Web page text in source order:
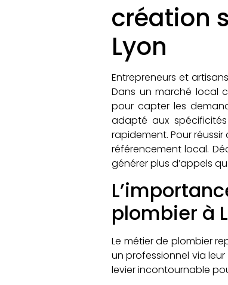
création
Lyon
Entrepreneurs et
Dans un marché local
pour capter les
adapté aux
rapidement. Pour
référencement local.
générer plus d’appels
plombier à
Le métier de plombier
un professionnel via
levier incontournable